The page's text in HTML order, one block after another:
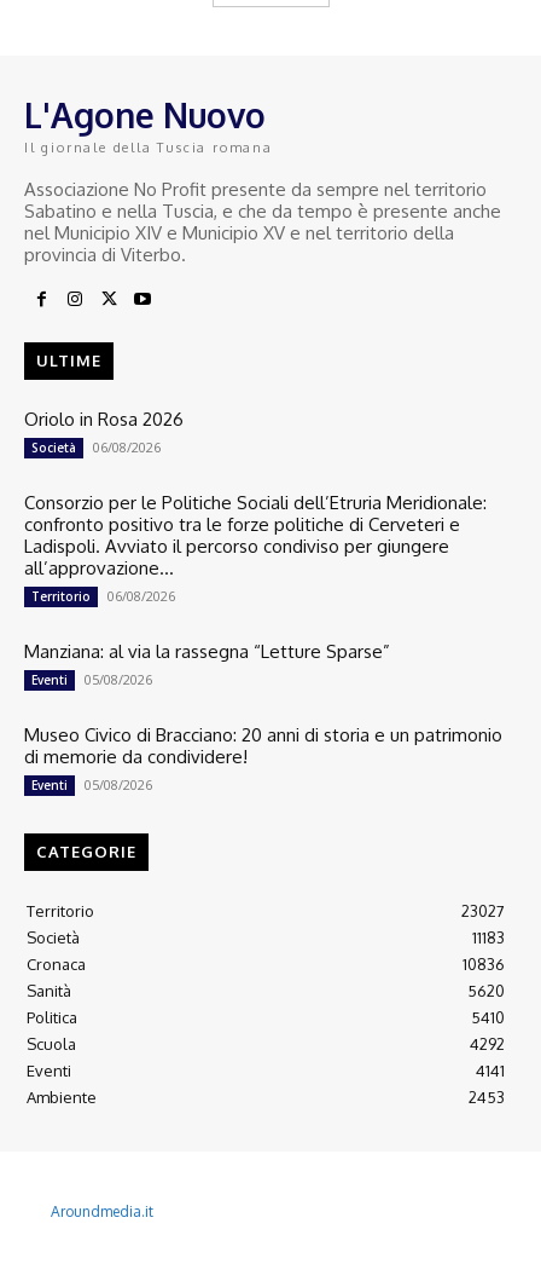
L'Agone Nuovo
Il giornale della Tuscia romana
Associazione No Profit presente da sempre nel territorio
Sabatino e nella Tuscia, e che da tempo è presente anche
nel Municipio XIV e Municipio XV e nel territorio della
provincia di Viterbo.
ULTIME
Oriolo in Rosa 2026
Società 06/08/2026
Consorzio per le Politiche Sociali dell’Etruria Meridionale:
confronto positivo tra le forze politiche di Cerveteri e
Ladispoli. Avviato il percorso condiviso per giungere
all’approvazione...
Territorio 06/08/2026
Manziana: al via la rassegna “Letture Sparse”
Eventi 05/08/2026
Museo Civico di Bracciano: 20 anni di storia e un patrimonio
di memorie da condividere!
Eventi 05/08/2026
CATEGORIE
Territorio
23027
Società
11183
Cronaca
10836
Sanità
5620
Politica
5410
Scuola
4292
Eventi
4141
Ambiente
2453
Aroundmedia.it